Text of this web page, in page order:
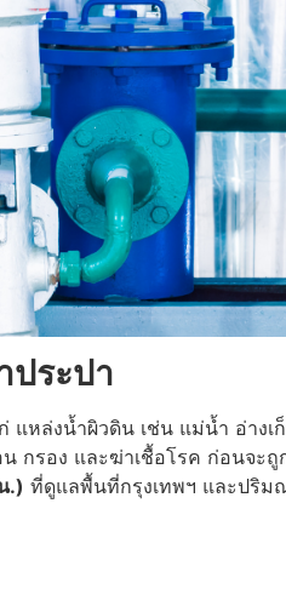
ประปา
หล่งน้ำผิวดิน เช่น แม่น้ำ อ่าง
กรอง และฆ่าเชื้อโรค ก่อนจะ
.) ที่ดูแลพื้นที่กรุงเทพฯ และปริม